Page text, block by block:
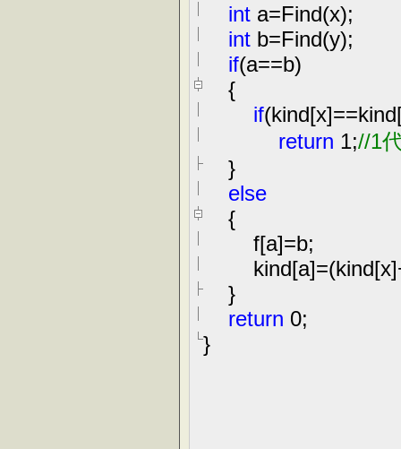
int a=Find(x);
int b=Find(y);
if(a==b)
{
if(kind[x]==
return 1;//1
}
else
{
f[a]=b;
kind[a]=(kind[x]
}
return 0;
}